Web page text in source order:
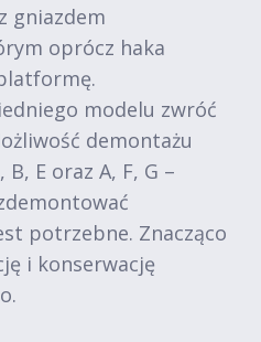
gniazdem
oprócz haka
modelu zwróć
demontażu
E oraz A, F, G –
potrzebne. Znacząco
i konserwację